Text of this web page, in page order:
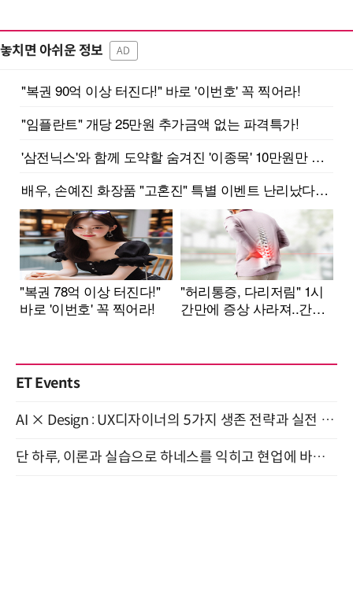
놓치면 아쉬운 정보 AD
ET Events
AI × Design : UX디자이너의 5가지 생존 전략과 실전 대응 8월 28일 개최
단 하루, 이론과 실습으로 하네스를 익히고 현업에 바로 쓰는 핸즈온 워크숍 (8/20)